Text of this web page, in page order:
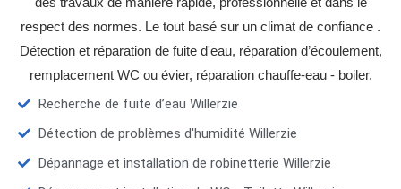
respect des normes. Le tout basé sur un climat de confiance .
Détection et réparation de fuite d'eau, réparation d’écoulement,
remplacement WC ou évier, réparation chauffe-eau - boiler.
Recherche de fuite d’eau Willerzie
Détection de problèmes d'humidité Willerzie
Dépannage et installation de robinetterie Willerzie